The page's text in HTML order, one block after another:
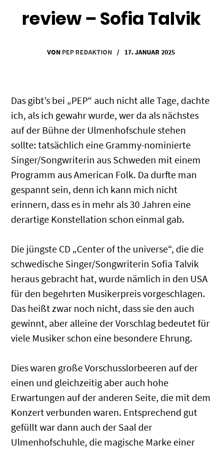
review – Sofia Talvik
VON PEP REDAKTION / 17. JANUAR 2025
Das gibt’s bei „PEP“ auch nicht alle Tage, dachte
ich, als ich gewahr wurde, wer da als nächstes
auf der Bühne der Ulmenhofschule stehen
sollte: tatsächlich eine Grammy-nominierte
Singer/Songwriterin aus Schweden mit einem
Programm aus American Folk. Da durfte man
gespannt sein, denn ich kann mich nicht
erinnern, dass es in mehr als 30 Jahren eine
derartige Konstellation schon einmal gab.
Die jüngste CD „Center of the universe“, die die
schwedische Singer/Songwriterin Sofia Talvik
heraus gebracht hat, wurde nämlich in den USA
für den begehrten Musikerpreis vorgeschlagen.
Das heißt zwar noch nicht, dass sie den auch
gewinnt, aber alleine der Vorschlag bedeutet für
viele Musiker schon eine besondere Ehrung.
Dies waren große Vorschusslorbeeren auf der
einen und gleichzeitig aber auch hohe
Erwartungen auf der anderen Seite, die mit dem
Konzert verbunden waren. Entsprechend gut
gefüllt war dann auch der Saal der
Ulmenhofschuhle, die magische Marke einer